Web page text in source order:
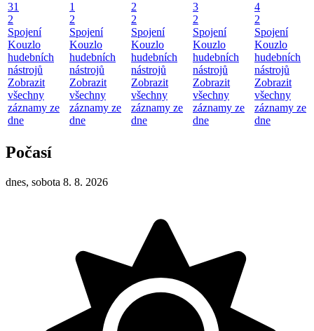
31
2
Spojení
Kouzlo
hudebních
nástrojů
Zobrazit
všechny
záznamy ze
dne
1
2
Spojení
Kouzlo
hudebních
nástrojů
Zobrazit
všechny
záznamy ze
dne
2
2
Spojení
Kouzlo
hudebních
nástrojů
Zobrazit
všechny
záznamy ze
dne
3
2
Spojení
Kouzlo
hudebních
nástrojů
Zobrazit
všechny
záznamy ze
dne
4
2
Spojení
Kouzlo
hudebních
nástrojů
Zobrazit
všechny
záznamy ze
dne
Počasí
dnes, sobota 8. 8. 2026